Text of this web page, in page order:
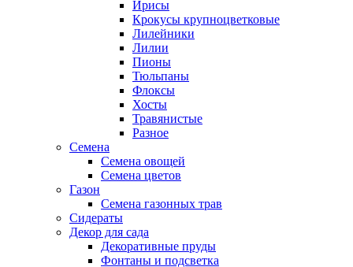
Ирисы
Крокусы крупноцветковые
Лилейники
Лилии
Пионы
Тюльпаны
Флоксы
Хосты
Травянистые
Разное
Семена
Семена овощей
Семена цветов
Газон
Семена газонных трав
Сидераты
Декор для сада
Декоративные пруды
Фонтаны и подсветка